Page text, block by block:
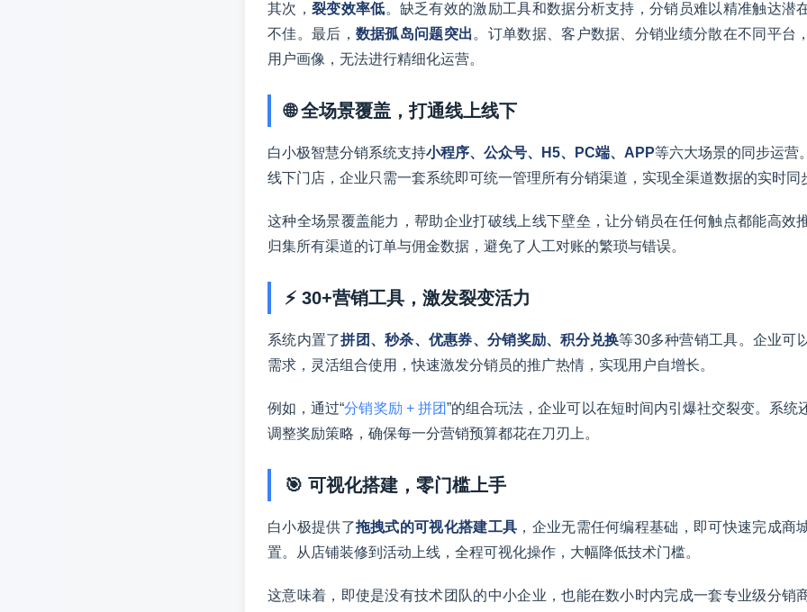
其次， 裂变效率低。缺乏有效的激励工具和数据分析支持，分销员难以精准触达潜
不佳。最后， 数据孤岛问题突出。订单数据、客户数据、分销业绩分散在不同平台
用户画像，无法进行精细化运营。
🌐 全场景覆盖，打通线上线下
白小极智慧分销系统支持小程序、公众号、H5、PC端、APP等六大场景的同步运营
线下门店，企业只需一套系统即可统一管理所有分销渠道，实现全渠道数据的实时同
这种全场景覆盖能力，帮助企业打破线上线下壁垒，让分销员在任何触点都能高效
归集所有渠道的订单与佣金数据，避免了人工对账的繁琐与错误。
⚡ 30+营销工具，激发裂变活力
系统内置了拼团、秒杀、优惠券、分销奖励、积分兑换等30多种营销工具。企业可
需求，灵活组合使用，快速激发分销员的推广热情，实现用户自增长。
例如，通过“分销奖励 + 拼团”的组合玩法，企业可以在短时间内引爆社交裂变。系统
调整奖励策略，确保每一分营销预算都花在刀刃上。
🎯 可视化搭建，零门槛上手
白小极提供了拖拽式的可视化搭建工具 ，企业无需任何编程基础，即可快速完成商
置。从店铺装修到活动上线，全程可视化操作，大幅降低技术门槛。
这意味着，即使是没有技术团队的中小企业，也能在数小时内完成一套专业级分销